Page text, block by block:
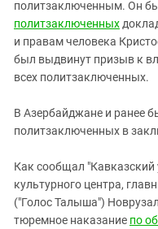
политзаключенным. Он
политзаключенных
и правам человека
был выдвинут призыв к
всех политзаключенных.
В Азербайджане и ранее
политзаключенных в
Как сообщал "Кавказский
культурного центра,
("Голос Талыша")
тюремное наказание по